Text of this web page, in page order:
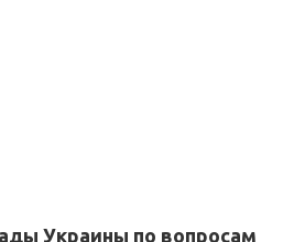
Украины по вопросам